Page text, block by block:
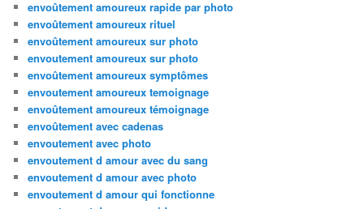
envoûtement amoureux rapide par photo
envoûtement amoureux rituel
envoûtement amoureux sur photo
envoutement amoureux sur photo
envoûtement amoureux symptômes
envoutement amoureux temoignage
envoûtement amoureux témoignage
envoûtement avec cadenas
envoutement avec photo
envoutement d amour avec du sang
envoutement d amour avec photo
envoutement d amour qui fonctionne